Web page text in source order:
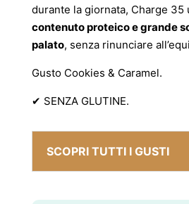
durante la giornata, Charge 35
contenuto proteico e grande
palato, senza rinunciare
Gusto Cookies & Caramel.
✔ SENZA GLUTINE.
SCOPRI TUTTI I GUSTI